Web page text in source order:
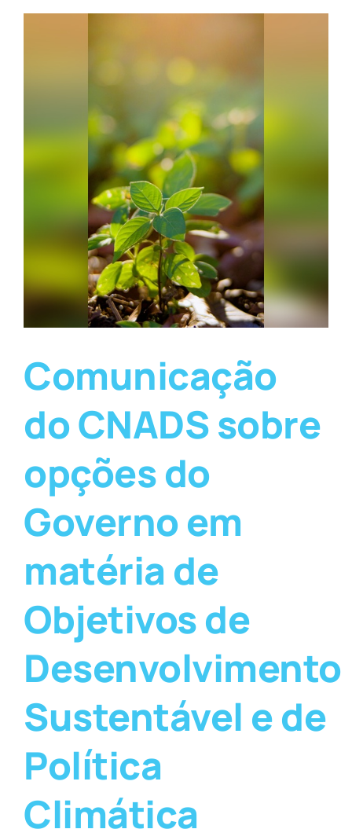
Comunicação
do CNADS sobre
opções do
Governo em
matéria de
Objetivos de
Desenvolvimento
Sustentável e de
Política
Climática